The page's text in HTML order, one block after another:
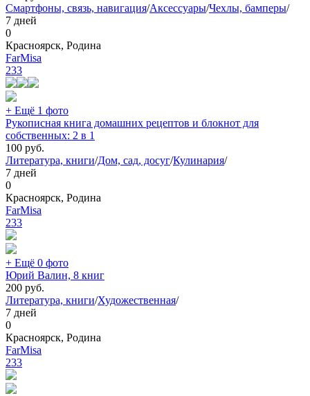
Смартфоны, связь, навигация/Аксессуары/Чехлы, бамперы/
7 дней
0
Красноярск, Родина
FarMisa
233
+ Ещё 1 фото
Рукописная книга домашних рецептов и блокнот для
собственных: 2 в 1
100 руб.
Литература, книги/Дом, сад, досуг/Кулинария/
7 дней
0
Красноярск, Родина
FarMisa
233
+ Ещё 0 фото
Юрий Валин, 8 книг
200 руб.
Литература, книги/Художественная/
7 дней
0
Красноярск, Родина
FarMisa
233